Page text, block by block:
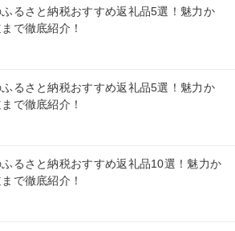
るさと納税おすすめ返礼品5選！魅力か
で徹底紹介！
るさと納税おすすめ返礼品5選！魅力か
で徹底紹介！
るさと納税おすすめ返礼品10選！魅力か
で徹底紹介！